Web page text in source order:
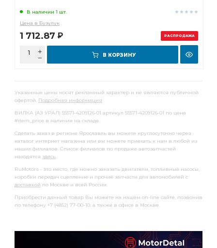
РАСПРОДАЖА
В наличии 1 шт.
Цена в Бузулук
1 712.87 Р
В КОРЗИНУ
Указанные цены носят рекламный характер и не являются публичной
офертой. Подробная информация
ВИЛКА (АЗ УРАЛ) 55571-4209126-01 артикул 55571-4209126-01 по цене
#item_price в наличии на складе.
Сделать заказ в регионе Ярославль вы можете круглосуточно через
каталог интернет магазина или вы можете приехать к нам в любой из
наших филиалов. Список филиалов по продаже автозапчастей
находятся здесь.
RuMotors - это место, где можно заказать двигатели, топливные насосы,
коробки передач сцепление и прочие запчасти для автомобилей с
доставкой по Москве и всей России.
Приобрести данный товар Вы можете на нашем on-line сайте, позвонив
по телефону +7 (4852) 77-00-10, а также в офисе в Москве.